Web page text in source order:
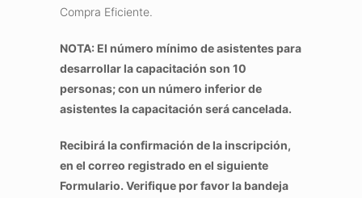
Compra Eficiente.
NOTA: El número mínimo de asistentes para
desarrollar la capacitación son 10
personas; con un número inferior de
asistentes la capacitación será cancelada.
Recibirá la confirmación de la inscripción,
en el correo registrado en el siguiente
Formulario. Verifique por favor la bandeja